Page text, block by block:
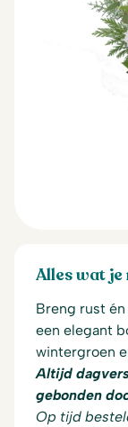
Alles wat
Breng rust
een elegant
wintergroen
Altijd
gebonden
Op tijd